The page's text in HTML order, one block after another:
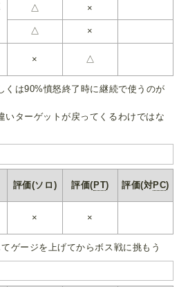
△ ×
△ ×
× △
くは90%憤怒終了時に継続で使うのが
いターゲットが戻ってくるわけではな
評価(ソロ) 評価( PT) 評価(対PC)
× ×
ゲージを上げてからボス戦に挑もう